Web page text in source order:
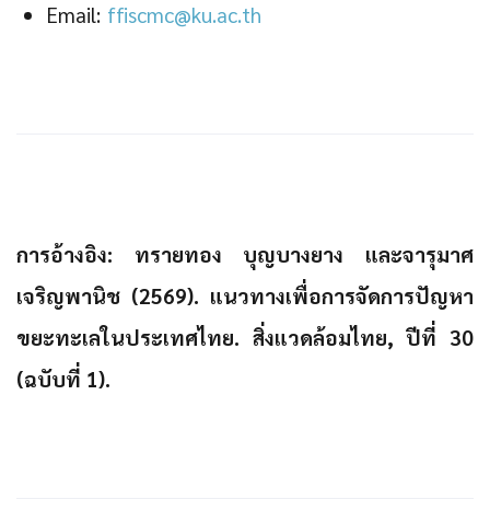
Email: ffiscmc@ku.ac.th
การอ้างอิง: ทรายทอง บุญบางยาง และจารุมาศ
เจริญพานิช (2569). แนวทางเพื่อการจัดการปัญหา
ขยะทะเลในประเทศไทย. สิ่งแวดล้อมไทย, ปีที่ 30
(ฉบับที่ 1).